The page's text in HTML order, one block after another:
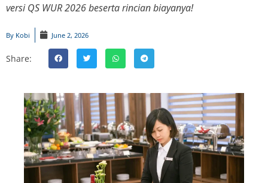
versi QS WUR 2026 beserta rincian biayanya!
By Kobi June 2, 2026
Share: